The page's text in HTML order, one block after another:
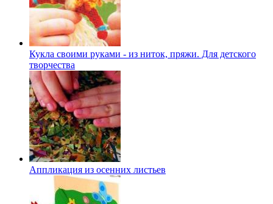
Кукла своими руками - из ниток, пряжи. Для детского
творчества
Аппликация из осенних листьев